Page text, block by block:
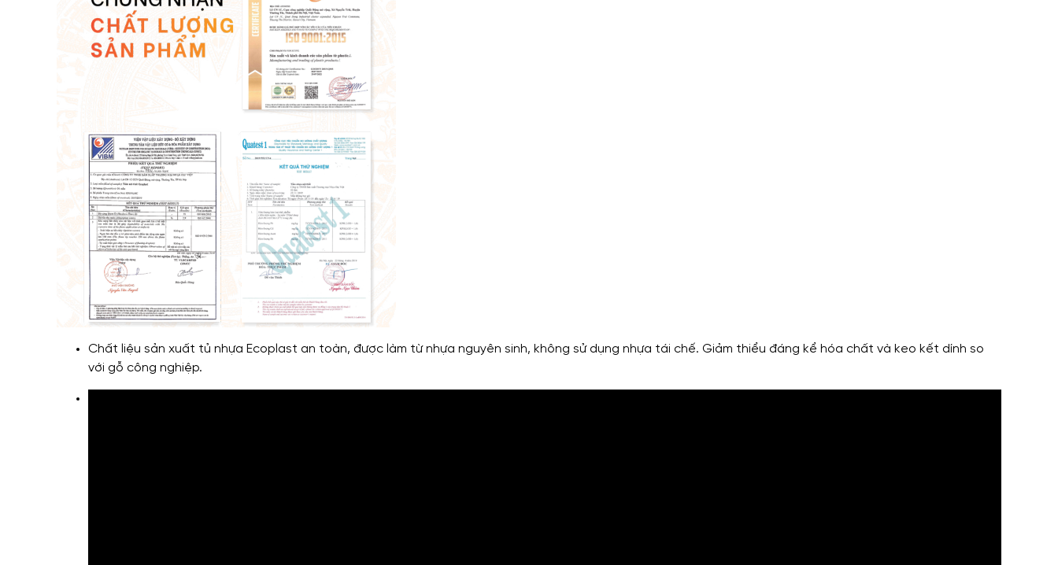
Chất liệu sản xuất tủ nhựa Ecoplast an toàn, được làm từ nhựa nguyên sinh, không sử dụng nhựa tái chế. Giảm thiểu đáng kể hóa chất và keo kết dính so
với gỗ công nghiệp.